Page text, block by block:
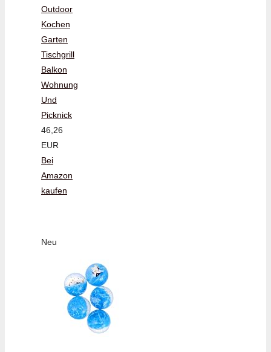
Outdoor
Kochen
Garten
Tischgrill
Balkon
Wohnung
Und
Picknick
46,26
EUR
Bei
Amazon
kaufen
Neu